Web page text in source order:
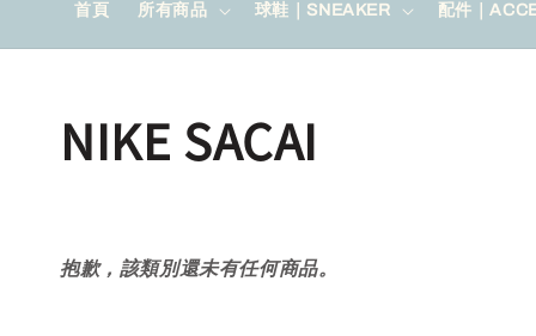
首頁 所有商品 球鞋｜SNEAKER 配件｜
NIKE SACAI
抱歉，該類別還未有任何商品。